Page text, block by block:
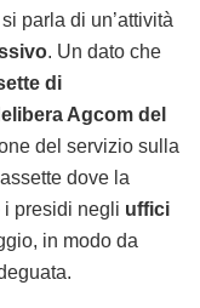
si parla di un’attività
. Un dato che
di
Agcom del
del servizio sulla
dove la
i presidi negli uffici
in modo da